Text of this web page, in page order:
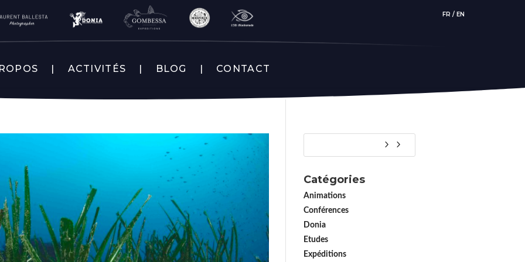
FR / EN
ACTIVITÉS BLOG CONTACT
Catégories
Animations
Conférences
Donia
Etudes
Expéditions